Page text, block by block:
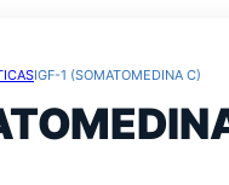
IGF-1 (SOMATOMEDINA C)